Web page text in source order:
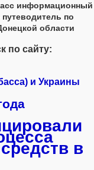
информационный
путеводитель по
области
по сайту:
и Украины
в